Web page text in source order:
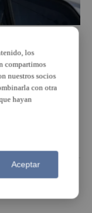
homicidi a
desplaçar
detinguts dos
de l’agressió
del jutge.
los
compartimos
nuestros socios
con otra
hayan
Aceptar